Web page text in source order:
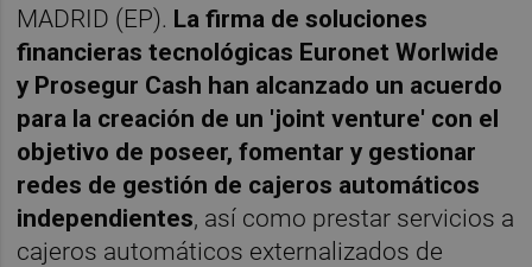
MADRID (EP). La firma de soluciones
financieras tecnológicas Euronet Worlwide
y Prosegur Cash han alcanzado un acuerdo
para la creación de un 'joint venture' con el
objetivo de poseer, fomentar y gestionar
redes de gestión de cajeros automáticos
independientes, así como prestar servicios a
cajeros automáticos externalizados de